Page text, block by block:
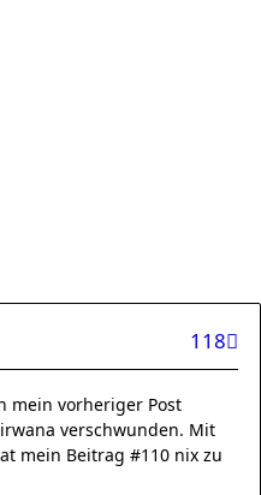
118
mein vorheriger Post
verschwunden. Mit
mein Beitrag #110 nix zu